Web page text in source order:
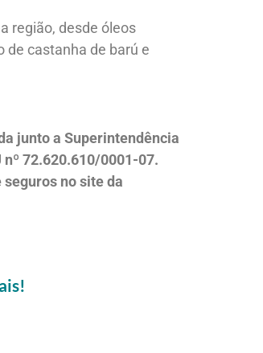
região, desde óleos
de castanha de barú e
junto a Superintendência
nº 72.620.610/0001-07.
no site da